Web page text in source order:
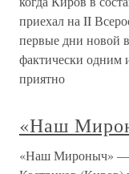
приехал на II
первые дни новой
фактически одним
приятно
«Наш
«Наш Мироныч» —